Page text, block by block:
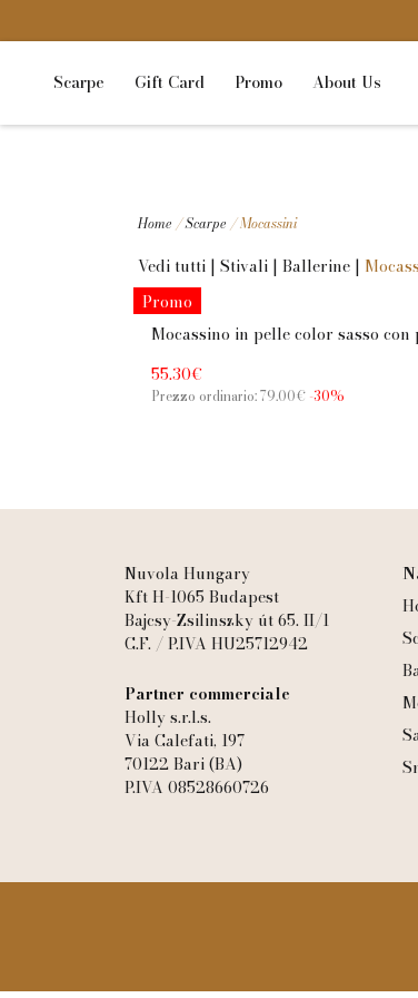
Scarpe Gift Card Promo About Us
Home /Scarpe / Mocassini
Vedi tutti | Stivali | Ballerine |
Promo
Mocassino in pelle color sasso con
55.30€
Prezzo ordinario: 79.00€ -30%
Nuvola Hungary
Kft H-1065 Budapest
Bajcsy-Zsilinszky út 65. II/1
C.F. / P.IVA HU25712942
Partner commerciale
Holly s.r.l.s.
Via Calefati, 197
70122 Bari (BA)
P.IVA 08528660726